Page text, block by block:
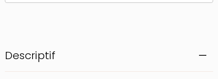
Descriptif